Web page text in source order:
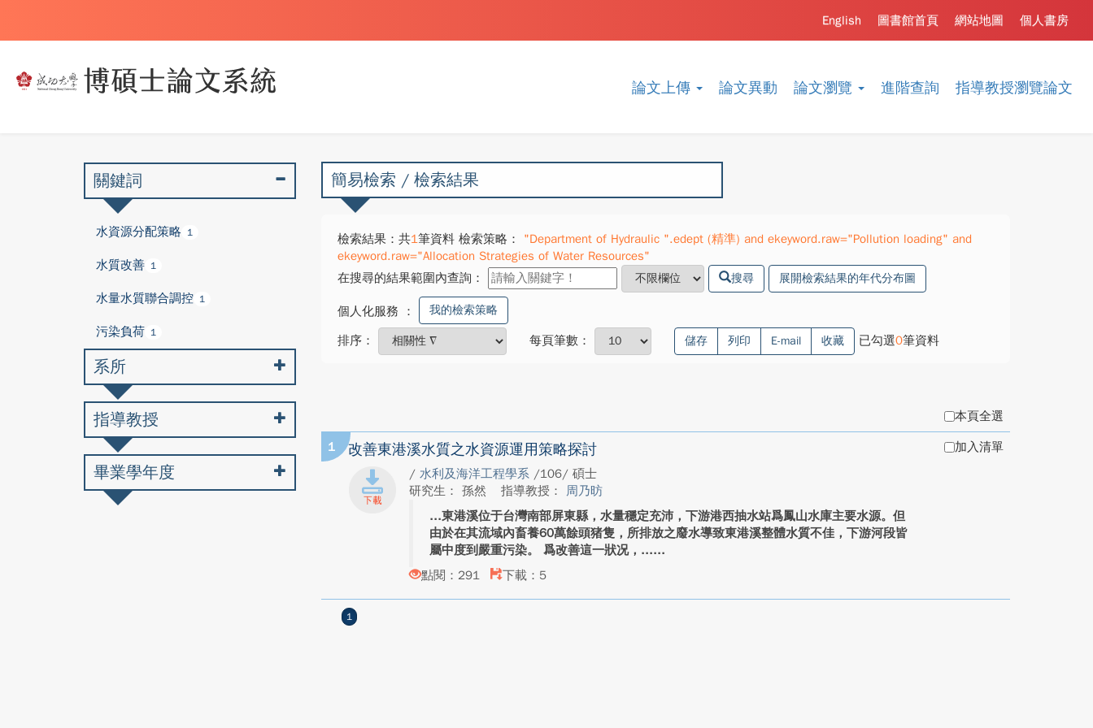
論文上傳 論文異動 論文瀏覽 進階查詢 指導教授瀏覽論文
個人書房
網站地圖
圖書館首頁
English
簡易檢索 / 檢索結果
檢索結果：共1筆資料 檢索策略：
"Department of Hydraulic ".edept (精準) and ekeyword.raw="Pollution loading" and
ekeyword.raw="Allocation Strategies of Water Resources"
在搜尋的結果範圍內查詢：
搜尋 展開檢索結果的年代分布圖
個人化服務 ： 我的檢索策略
排序： 每頁筆數： 儲存 列印 E-mail 收藏 已勾選0筆資料
本頁全選
1 改善東港溪水質之水資源運用策略探討
/ 水利及海洋工程學系 /106/ 碩士
研究生： 孫然
指導教授： 周乃昉
東港溪位于台灣南部屏東縣，水量穩定充沛，下游港西抽水站爲鳳山水庫主要水源。但
由於在其流域內畜養60萬餘頭猪隻，所排放之廢水導致東港溪整體水質不佳，下游河段皆
屬中度到嚴重污染。 爲改善這一狀况，...
點閱：291
下載：5
加入清單
1
關鍵詞
水資源分配策略 1
水質改善 1
水量水質聯合調控 1
污染負荷 1
系所
指導教授
畢業學年度